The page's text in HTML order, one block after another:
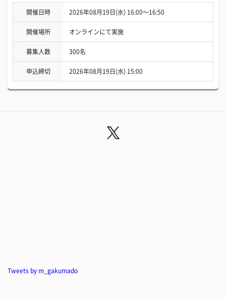
開催日時 2026年08月19日(水) 16:00〜16:50
開催場所 オンラインにて実施
募集人数 300名
申込締切 2026年08月19日(水) 15:00
Tweets by m_gakumado